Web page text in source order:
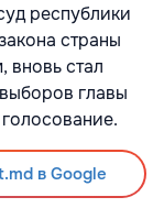
республики
страны
вновь стал
главы
в Google